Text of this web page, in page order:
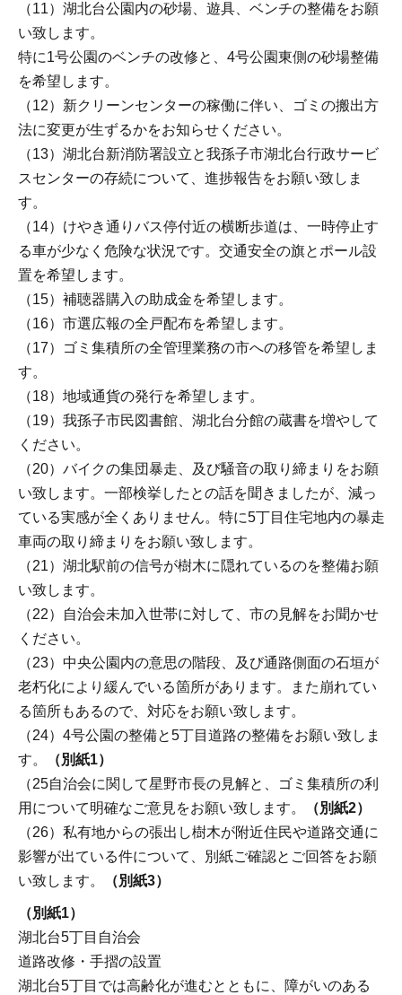
（11）湖北台公園内の砂場、遊具、ベンチの整備をお願
い致します。
特に1号公園のベンチの改修と、4号公園東側の砂場整備
を希望します。
（12）新クリーンセンターの稼働に伴い、ゴミの搬出方
法に変更が生ずるかをお知らせください。
（13）湖北台新消防署設立と我孫子市湖北台行政サービ
スセンターの存続について、進捗報告をお願い致しま
す。
（14）けやき通りバス停付近の横断歩道は、一時停止す
る車が少なく危険な状況です。交通安全の旗とポール設
置を希望します。
（15）補聴器購入の助成金を希望します。
（16）市選広報の全戸配布を希望します。
（17）ゴミ集積所の全管理業務の市への移管を希望しま
す。
（18）地域通貨の発行を希望します。
（19）我孫子市民図書館、湖北台分館の蔵書を増やして
ください。
（20）バイクの集団暴走、及び騒音の取り締まりをお願
い致します。一部検挙したとの話を聞きましたが、減っ
ている実感が全くありません。特に5丁目住宅地内の暴走
車両の取り締まりをお願い致します。
（21）湖北駅前の信号が樹木に隠れているのを整備お願
い致します。
（22）自治会未加入世帯に対して、市の見解をお聞かせ
ください。
（23）中央公園内の意思の階段、及び通路側面の石垣が
老朽化により緩んでいる箇所があります。また崩れてい
る箇所もあるので、対応をお願い致します。
（24）4号公園の整備と5丁目道路の整備をお願い致しま
す。
（別紙1）
（25自治会に関して星野市長の見解と、ゴミ集積所の利
用について明確なご意見をお願い致します。
（別紙2）
（26）私有地からの張出し樹木が附近住民や道路交通に
影響が出ている件について、別紙ご確認とご回答をお願
い致します。
（別紙3）
（別紙1）
湖北台5丁目自治会
道路改修・手摺の設置
湖北台5丁目では高齢化が進むとともに、障がいのある